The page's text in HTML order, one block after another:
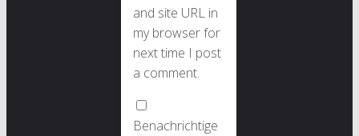
and site URL in
my browser for
next time I post
a comment.
Benachrichtige